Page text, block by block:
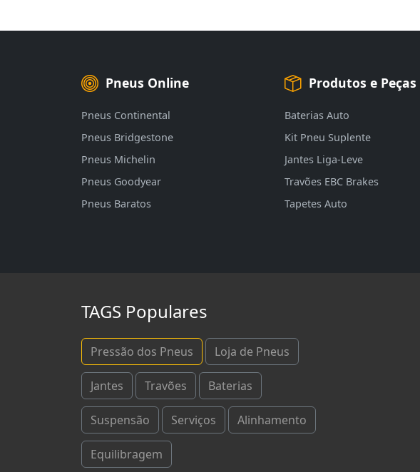
Pneus Online
Pneus Continental
Pneus Bridgestone
Pneus Michelin
Pneus Goodyear
Pneus Baratos
Produtos e Peças
Baterias Auto
Kit Pneu Suplente
Jantes Liga-Leve
Travões EBC Brakes
Tapetes Auto
TAGS Populares
Pressão dos Pneus Loja de Pneus
Jantes Travões Baterias
Suspensão Serviços Alinhamento
Equilibragem